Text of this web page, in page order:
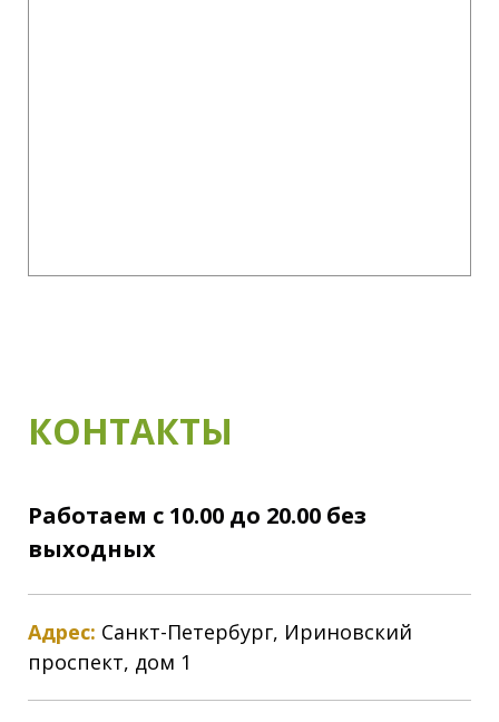
КОНТАКТЫ
Работаем с 10.00 до 20.00 без
выходных
Адрес: Санкт-Петербург, Ириновский
проспект, дом 1